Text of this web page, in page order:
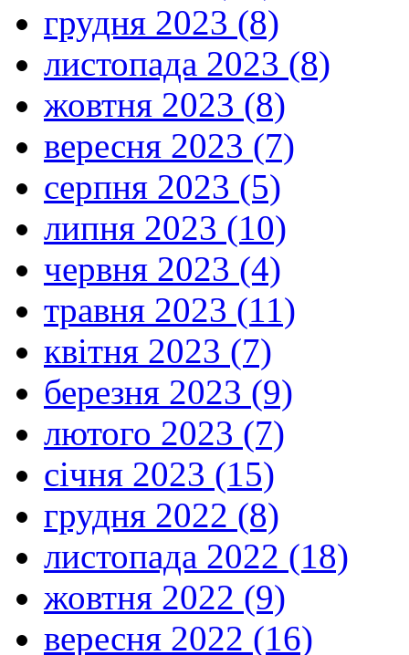
грудня 2023 (8)
листопада 2023 (8)
жовтня 2023 (8)
вересня 2023 (7)
серпня 2023 (5)
липня 2023 (10)
червня 2023 (4)
травня 2023 (11)
квітня 2023 (7)
березня 2023 (9)
лютого 2023 (7)
січня 2023 (15)
грудня 2022 (8)
листопада 2022 (18)
жовтня 2022 (9)
вересня 2022 (16)